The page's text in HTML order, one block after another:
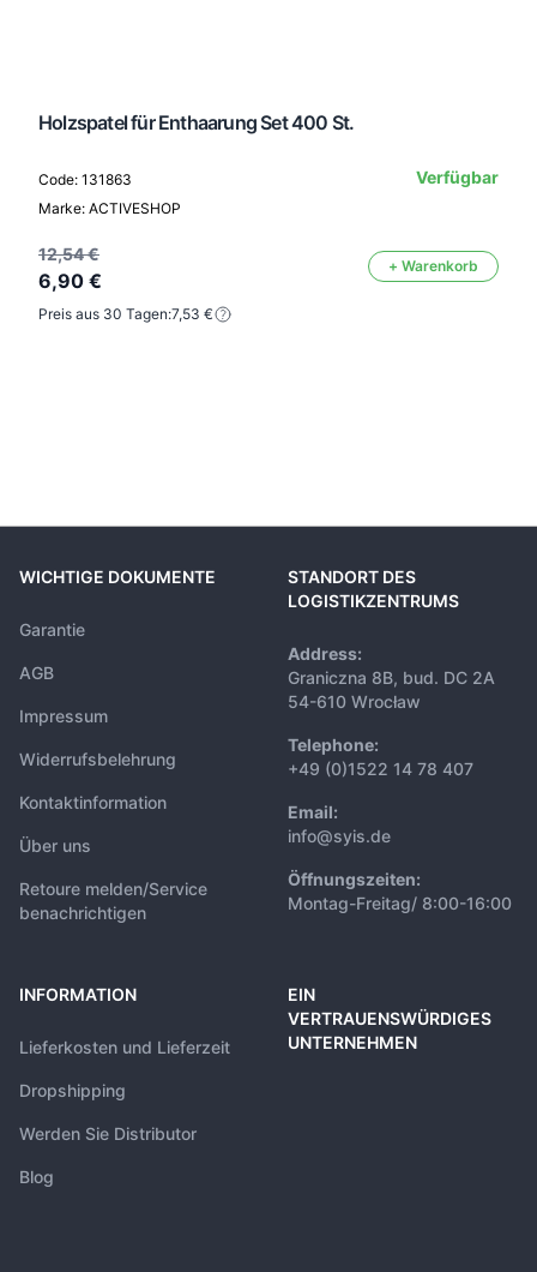
Holzspatel für Enthaarung Set 400 St.
Code: 131863
Marke: ACTIVESHOP
Verfügbar
12,54 €
6,90 €
+ Warenkorb
Preis aus 30 Tagen:7,53 €
WICHTIGE DOKUMENTE
Garantie
AGB
Impressum
Widerrufsbelehrung
Kontaktinformation
Über uns
Retoure melden/Service
benachrichtigen
STANDORT DES
LOGISTIKZENTRUMS
Address:
Graniczna 8B, bud. DC 2A
54-610 Wrocław
Telephone:
+49 (0)1522 14 78 407
Email:
info@syis.de
Öffnungszeiten:
Montag-Freitag/ 8:00-16:00
INFORMATION
Lieferkosten und Lieferzeit
Dropshipping
Werden Sie Distributor
Blog
EIN
VERTRAUENSWÜRDIGES
UNTERNEHMEN